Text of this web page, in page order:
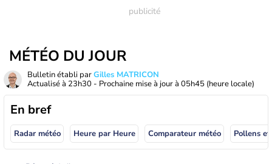
MÉTÉO DU JOUR
Bulletin établi parGilles MATRICON
Actualisé à 23h30 - Prochaine mise à jour à 05h45 (heure locale)
En bref
Radar météo Heure par Heure Comparateur météo Pollens